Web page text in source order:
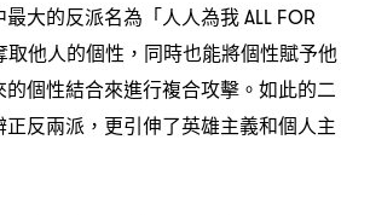
最大的反派名為「人人為我ALL FOR
取他人的個性 ， 同時也能將個性賦予他
的個性結合來進行複合攻擊。如此的二
正反兩派 ， 更引伸了英雄主義和個人主